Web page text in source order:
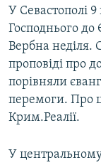
Усі сайти
У Севастополі
Господнього до
Вербна
проповіді про
порівняли
перемоги. Про
Крим.Реалії.
У